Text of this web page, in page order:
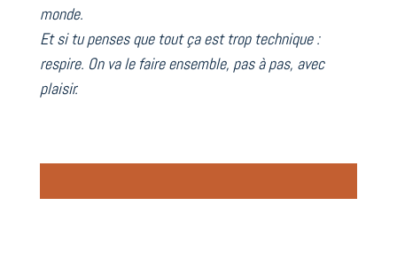
monde.
Et si tu penses que tout ça est trop technique :
respire. On va le faire ensemble, pas à pas, avec
plaisir.